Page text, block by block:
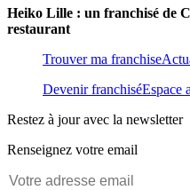
Heiko Lille : un franchisé de
restaurant
Trouver ma franchise
Devenir franchiséEspace
Restez à jour avec la newsletter
Renseignez votre email